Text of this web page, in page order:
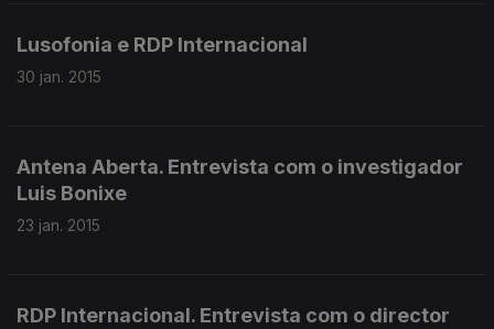
Lusofonia e RDP Internacional
30 jan. 2015
Antena Aberta. Entrevista com o investigador
Luis Bonixe
23 jan. 2015
RDP Internacional. Entrevista com o director